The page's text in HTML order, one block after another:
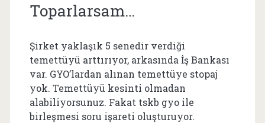
Toparlarsam…
Şirket yaklaşık 5 senedir verdiği
temettüyü arttırıyor, arkasında İş Bankası
var. GYO’lardan alınan temettüye stopaj
yok. Temettüyü kesinti olmadan
alabiliyorsunuz. Fakat tskb gyo ile
birleşmesi soru işareti oluşturuyor.